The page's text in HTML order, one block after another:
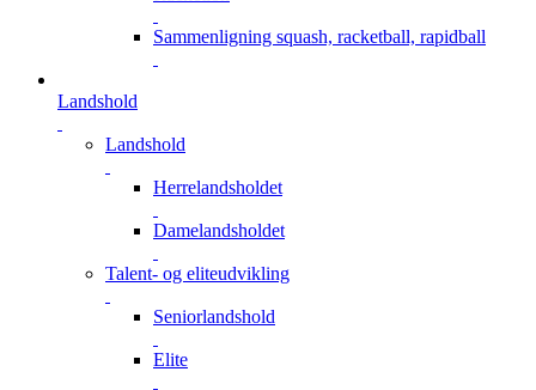
Sammenligning squash, racketball, rapidball
Landshold
Landshold
Herrelandsholdet
Damelandsholdet
Talent- og eliteudvikling
Seniorlandshold
Elite